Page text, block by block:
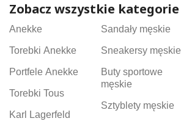
Zobacz wszystkie kategorie
Anekke
Torebki Anekke
Portfele Anekke
Torebki Tous
Karl Lagerfeld
Sandały męskie
Sneakersy męskie
Buty sportowe
męskie
Sztyblety męskie